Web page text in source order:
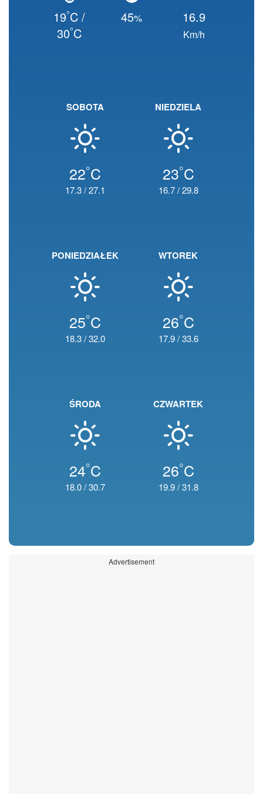
19°C /
30°C
45% 16.9
Km/h
SOBOTA
22°C
17.3/27.1
NIEDZIELA
23°C
16.7/29.8
PONIEDZIAŁEK
25°C
18.3/32.0
WTOREK
26°C
17.9/33.6
ŚRODA
24°C
18.0/30.7
CZWARTEK
26°C
19.9/31.8
Advertisement